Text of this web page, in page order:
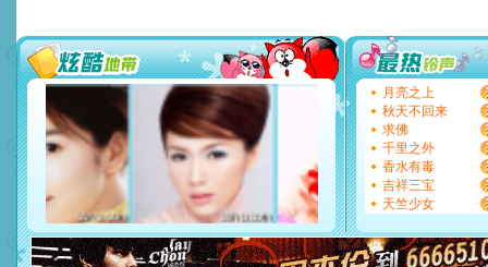
[圣诞节]不只这样的日子才
能正大光明地骚扰你,告诉
天都要快乐噢!
[圣诞节]奉上一颗祝福的心,
如意,快乐,鲜花,一切美好
[元旦]
看到你我会触电；
断电。爱你是我职业，想
你是我专业！水晶之恋祝你
[元旦]
如果上天让我许三
起；二是再生再世和你在
离。水晶之恋祝你新年快乐
[元旦]当我狠下心扭头离去
泣，这痛楚让我明白我多
月亮之上
秋天不回来
求佛
千里之外
香水有毒
吉祥三宝
天竺少女